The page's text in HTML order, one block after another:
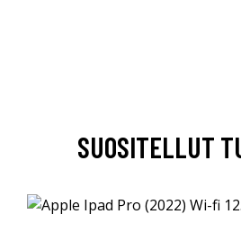
SUOSITELLUT